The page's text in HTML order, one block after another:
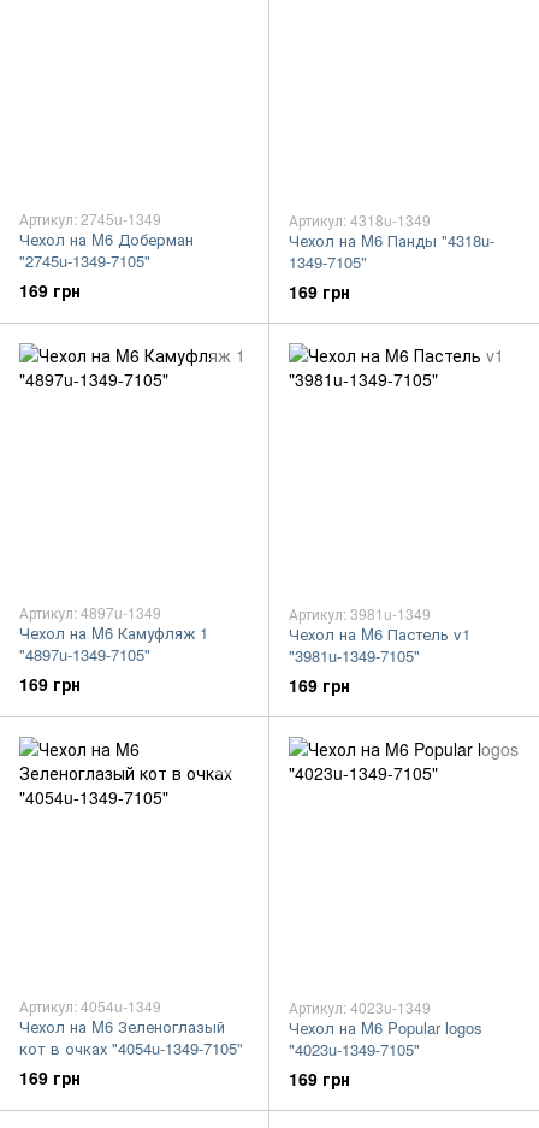
Артикул: 2745u-1349
Чехол на M6 Доберман
"2745u-1349-7105"
169 грн
Артикул: 4318u-1349
Чехол на M6 Панды "4318u-
1349-7105"
169 грн
Артикул: 4897u-1349
Чехол на M6 Камуфляж 1
"4897u-1349-7105"
169 грн
Артикул: 3981u-1349
Чехол на M6 Пастель v1
"3981u-1349-7105"
169 грн
Артикул: 4054u-1349
Чехол на M6 Зеленоглазый
кот в очках "4054u-1349-7105"
169 грн
Артикул: 4023u-1349
Чехол на M6 Popular logos
"4023u-1349-7105"
169 грн